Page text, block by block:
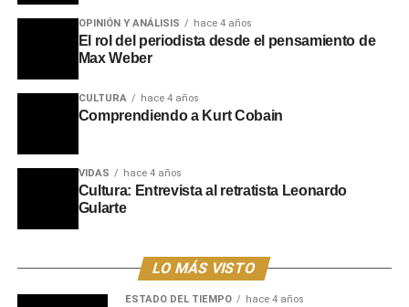
OPINIÓN Y ANÁLISIS hace 4 años
El rol del periodista desde el pensamiento de
Max Weber
CULTURA hace 4 años
Comprendiendo a Kurt Cobain
VIDAS hace 4 años
Cultura: Entrevista al retratista Leonardo
Gularte
LO MÁS VISTO
ESTADO DEL TIEMPO hace 4 años